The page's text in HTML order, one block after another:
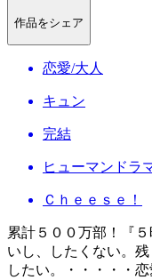
作品をシェア
恋愛/大人
キュン
完結
ヒューマンドラ
Ｃｈｅｅｓｅ！
累計５００万部！『
いし、したくない。
したい。・・・・・